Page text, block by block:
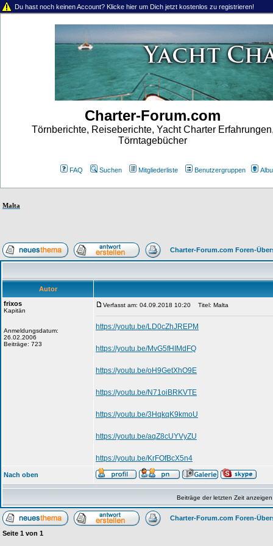
Du hast noch keinen Account? Klicke hier um Dich jetzt kostenlos zu registrieren!
Charter-Forum.com
Törnberichte, Reiseberichte, Yacht Charter
Törntagebücher
FAQ Suchen Mitgliederliste Benutzergruppen
Malta
Charter-Forum.com Foren-
Autor
frixos
Kapitän
Anmeldungsdatum:
26.02.2006
Beiträge: 723
Verfasst am: 04.09.2018 10:20 Titel: Malta
https://youtu.be/LD0cZhJREPM
https://youtu.be/MvG5fHIMdFQ
https://youtu.be/oH9GetXhO9E
https://youtu.be/N71oiBRKVTE
https://youtu.be/3HqkqK9kmoU
https://youtu.be/aqZ8cUYVyZU
https://youtu.be/KrFOfBcX5n4
Nach oben
Beiträge der letzten Zeit
Charter-Forum.com Foren-
Seite 1 von 1